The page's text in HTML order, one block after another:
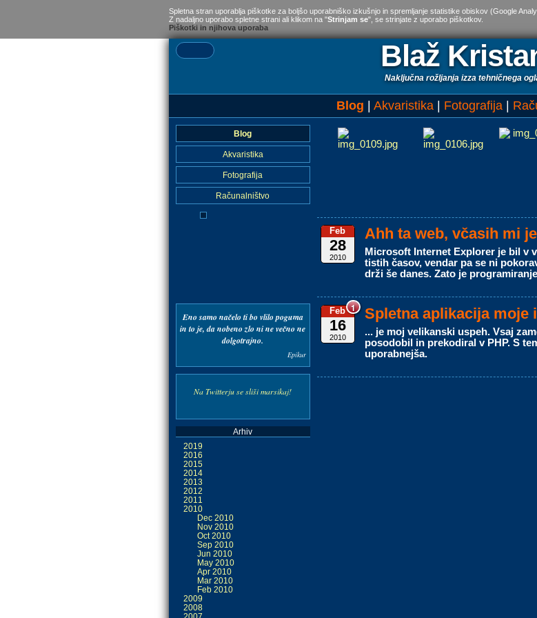
Spletna stran uporablja piškotke za boljšo uporabniško izkušnjo in spremljanje statistike obiskov (Google
Z nadaljno uporabo spletne strani ali klikom na "Strinjam se", se strinjate z uporabo piškotkov.
Piškotki in njihova uporaba
Blaž
Naključna rožljanja izza tehničnega
Blog Akvaristika Fotografija
Ahh ta web, včasih mi
Microsoft Internet Explorer je bil v
tistih časov, vendar pa se ni
drži še danes. Zato je
Feb
28
2010
Spletna aplikacija moje
... je moj velikanski uspeh. Vsaj
posodobil in prekodiral v PHP. S
uporabnejša.
1
Feb
16
2010
Blog
Akvaristika
Fotografija
Računalništvo
Eno samo načelo ti bo vlilo poguma
in to je,da nobeno zlo ni ne večno ne
dolgotrajno.
Epikur
Na Twitterju se sliši marsikaj!
Arhiv
2019
2016
2015
2014
2013
2012
2011
2010
Dec 2010
Nov 2010
Oct 2010
Sep 2010
Jun 2010
May 2010
Apr 2010
Mar 2010
Feb 2010
2009
2008
2007